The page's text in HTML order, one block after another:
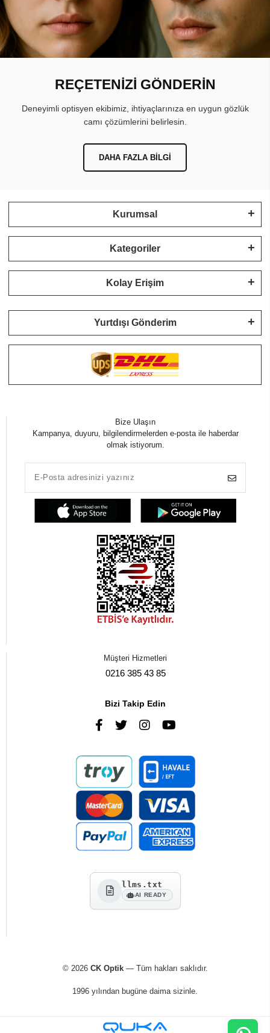
REÇETENİZİ GÖNDERİN
Deneyimli optisyen ekibimiz, ihtiyaçlarınıza en uygun gözlük
camı çözümlerini belirlesin.
DAHA FAZLA BILGI
Kurumsal
Kategoriler
Kolay Erişim
Yurtdışı Gönderim
Bize Ulaşın
Kampanya, duyuru, bilgilendirmelerden e-posta ile haberdar
olmak istiyorum.
Müşteri Hizmetleri
0216 385 43 85
Bizi Takip Edin
llms.txt
AI READY
© 2026 CK Optik— Tüm hakları saklıdır.
1996 yılından bugüne daima sizinle.